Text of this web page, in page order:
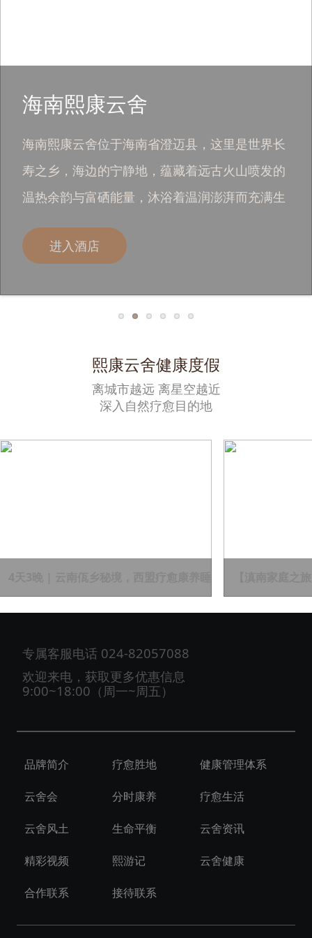
海南熙康云舍
海南熙康云舍位于海南省澄迈县，这里是世界长
寿之乡，海边的宁静地，蕴藏着远古火山喷发的
温热余韵与富硒能量，沐浴着温润澎湃而充满生
活智慧，原住民世代传承的长寿之道，正是大自
为每一位来到这里的客人带来身心灵的焕然一
新，以及生活方式的全面改善。
进入酒店
熙康云舍健康度假
离城市越远 离星空越近
深入自然疗愈目的地
眠管理体验 晚，2大1小，
专属客服电话 024-82057088
欢迎来电，获取更多优惠信息
9:00~18:00（周一~周五）
品牌简介 疗愈胜地 健康管理体系
云舍会 分时康养 疗愈生活
云舍风土 生命平衡 云舍资讯
精彩视频 熙游记 云舍健康
合作联系 接待联系